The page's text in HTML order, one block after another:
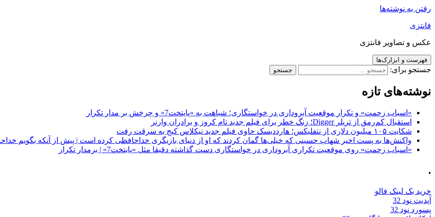
رفتن به نوشته‌ها
فانتزی
عکس و تصاویر فانتزی
فهرست و ابزارک‌ها
جستجو برای:
نوشته‌های تازه
«اسباب زحمت» و تکرار موقعیت آبروداری در خواستگاری؛ شباهت به «پایتخت7» و چرخش بر مدار تکرار
استقبال کم‌رمق از تریلر Digger؛ زنگ خطر برای فیلم جدید تام کروز و برادران وارنر
شکایت ۱۰۵ میلیون دلاری از نتفلیکس؛ هارددیسک حاوی فیلم جدید نیکلاس کیج به سرقت رفت
واکنش‌ها به پست اخیر شهاب حسینی که خیلی‌ها گمان کردند که او از دنیای بازیگری خداحافظی کرده است | پیش از آنکه بگویم
«اسباب زحمت» روی موقعیت تکراری آبروداری در خواستگاری دست گذاشته دقیقا مثل «پایتخت7» | برمدار تکرار
.
خرید بک لینک فالو
آپدیت نود 32
پسورد نود 32